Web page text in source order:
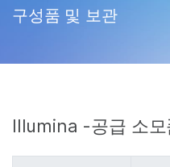
추천 링크
구성품 및 보관
Illumina -공급 소모